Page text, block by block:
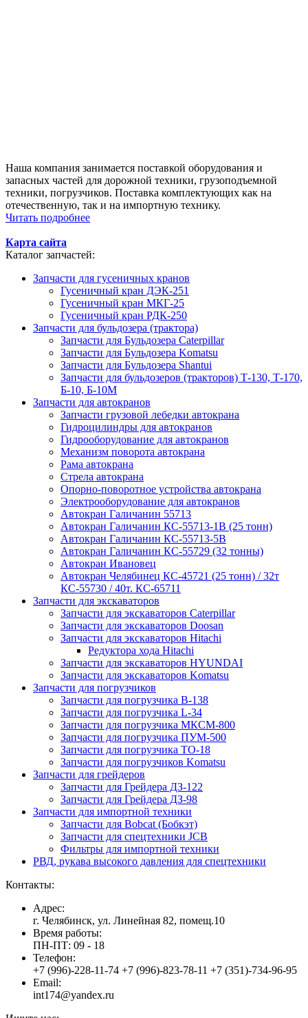
Наша компания занимается поставкой оборудования и
запасных частей для дорожной техники, грузоподъемной
техники, погрузчиков. Поставка комплектующих как на
отечественную, так и на импортную технику.
Читать подробнее
Карта сайта
Каталог запчастей:
Запчасти для гусеничных кранов
Гусеничный кран ДЭК-251
Гусеничный кран МКГ-25
Гусеничный кран РДК-250
Запчасти для бульдозера (трактора)
Запчасти для Бульдозера Caterpillar
Запчасти для Бульдозера Komatsu
Запчасти для Бульдозера Shantui
Запчасти для бульдозеров (тракторов) Т-130, Т-170,
Б-10, Б-10М
Запчасти для автокранов
Запчасти грузовой лебедки автокрана
Гидроцилиндры для автокранов
Гидрооборудование для автокранов
Механизм поворота автокрана
Рама автокрана
Стрела автокрана
Опорно-поворотное устройства автокрана
Электрооборудование для автокранов
Автокран Галичанин 55713
Автокран Галичанин КС-55713-1В (25 тонн)
Автокран Галичанин КС-55713-5В
Автокран Галичанин КС-55729 (32 тонны)
Автокран Ивановец
Автокран Челябинец КС-45721 (25 тонн) / 32т
КС-55730 / 40т. КС-65711
Запчасти для экскаваторов
Запчасти для экскаваторов Caterpillar
Запчасти для экскаваторов Doosan
Запчасти для экскаваторов Hitachi
Редуктора хода Hitachi
Запчасти для экскаваторов HYUNDAI
Запчасти для экскаваторов Komatsu
Запчасти для погрузчиков
Запчасти для погрузчика B-138
Запчасти для погрузчика L-34
Запчасти для погрузчика МКСМ-800
Запчасти для погрузчика ПУМ-500
Запчасти для погрузчика ТО-18
Запчасти для погрузчиков Komatsu
Запчасти для грейдеров
Запчасти для Грейдера ДЗ-122
Запчасти для Грейдера ДЗ-98
Запчасти для импортной техники
Запчасти для Bobcat (Бобкэт)
Запчасти для спецтехники JCB
Фильтры для импортной техники
РВД, рукава высокого давления для спецтехники
Контакты:
Адрес:
г. Челябинск, ул. Линейная 82, помещ.10
Время работы:
ПН-ПТ: 09 - 18
Телефон:
+7 (996)-228-11-74 +7 (996)-823-78-11 +7 (351)-734-96-95
Email:
int174@yandex.ru